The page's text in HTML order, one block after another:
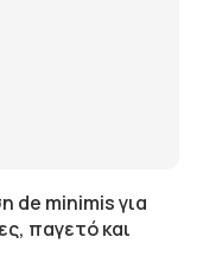
de minimis για
παγετό και